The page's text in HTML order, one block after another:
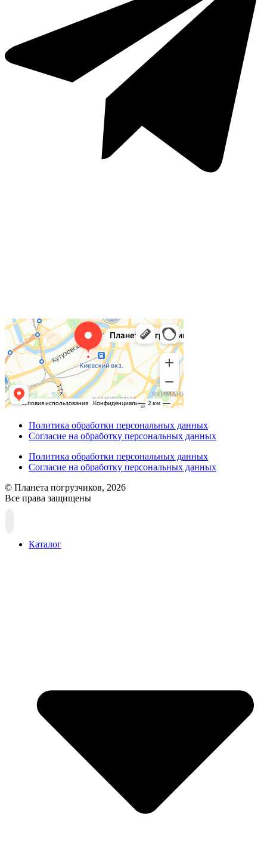
Политика обработки персональных данных
Согласие на обработку персональных данных
Политика обработки персональных данных
Согласие на обработку персональных данных
© Планета погрузчиков, 2026
Все права защищены
Каталог